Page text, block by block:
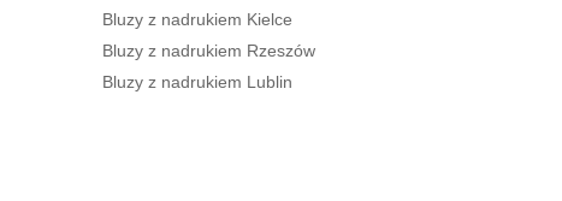
Bluzy z nadrukiem Kielce
Bluzy z nadrukiem Rzeszów
Bluzy z nadrukiem Lublin